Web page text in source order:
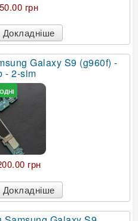
грн
Докладніше
Galaxy S9 (g960f) -
- 2-sim
грн
Докладніше